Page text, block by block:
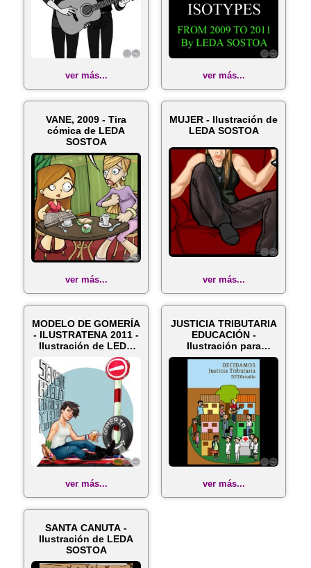
ver más... ver más...
VANE, 2009 - Tira
cómica de LEDA
SOSTOA
ver más...
MUJER - Ilustración de
LEDA SOSTOA
ver más...
MODELO DE GOMERÍA
- ILUSTRATENA 2011 -
Ilustración de LEDA
ver más...
JUSTICIA TRIBUTARIA
EDUCACIÓN -
Ilustración para
banner de LEDA S...
ver más...
SANTA CANUTA -
Ilustración de LEDA
SOSTOA